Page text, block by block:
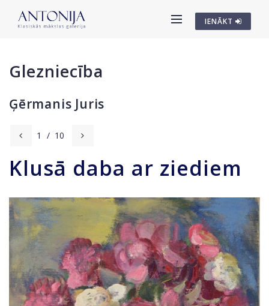
IENĀKT
Glezniecība
Ģērmanis Juris
1 / 10
Klusā daba ar ziediem